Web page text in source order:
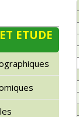
ETUDE